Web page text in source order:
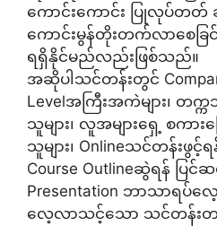
ကောင်းကောင်း ပြုလုပ်တတ်
ကောင်းမွန်တိုးတက်လာစေခြင်
ရရှိနိုင်မည်လည်းဖြစ်သည်။
အဆိုပါသင်တန်းတွင်
Levelအကြီးအကဲများ၊ တက္
သူများ၊ လူအများရှေ့ စကာ
သူများ၊ Onlineသင်တန်းဖွင့်
Course Outlineဆွဲရန် ပြင်ဆ
Presentation ဘာသာရပ်လ
လေ့လာသင့်သော သင်တန်း